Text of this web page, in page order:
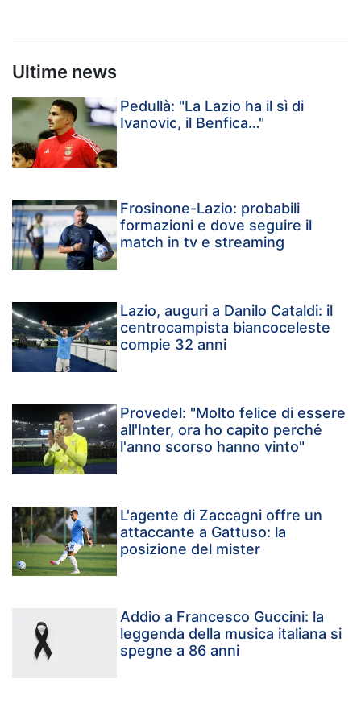
Ultime news
Pedullà: "La Lazio ha il sì di
Ivanovic, il Benfica…"
Frosinone-Lazio: probabili
formazioni e dove seguire il
match in tv e streaming
Lazio, auguri a Danilo Cataldi: il
centrocampista biancoceleste
compie 32 anni
Provedel: "Molto felice di essere
all'Inter, ora ho capito perché
l'anno scorso hanno vinto"
L'agente di Zaccagni offre un
attaccante a Gattuso: la
posizione del mister
Addio a Francesco Guccini: la
leggenda della musica italiana si
spegne a 86 anni